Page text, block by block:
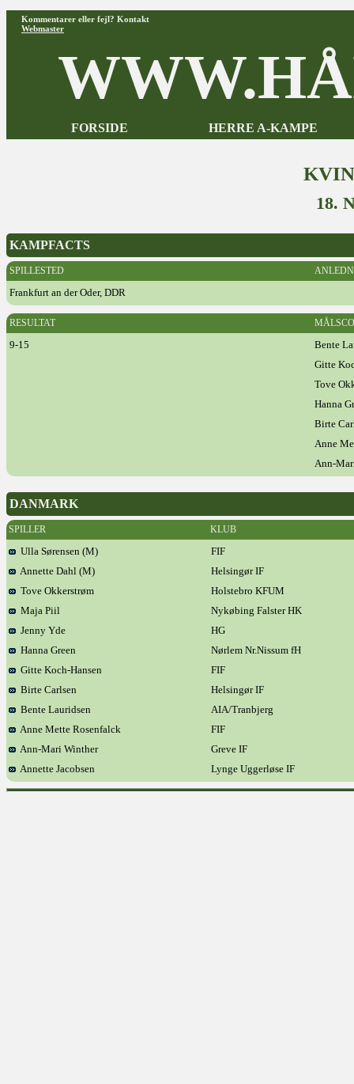
Kommentarer eller fejl? Kontakt
Webmaster
FORSIDE HERRE A-KAMPE
18.
KAMPFACTS
SPILLESTED
Frankfurt an der Oder, DDR
RESULTAT
9-15
Bente
Gitte
Tove
Hanna
Birte
Anne
Ann-
DANMARK
SPILLER KLUB
Ulla Sørensen (M)
FIF
Annette Dahl (M)
Helsingør IF
Tove Okkerstrøm
Holstebro KFUM
Maja Piil
Nykøbing Falster HK
Jenny Yde
HG
Hanna Green
Nørlem Nr.Nissum fH
Gitte Koch-Hansen
FIF
Birte Carlsen
Helsingør IF
Bente Lauridsen
AIA/Tranbjerg
Anne Mette Rosenfalck
FIF
Ann-Mari Winther
Greve IF
Annette Jacobsen
Lynge Uggerløse IF